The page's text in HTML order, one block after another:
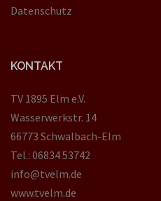
Datenschutz
KONTAKT
TV 1895 Elm e.V.
Wasserwerkstr. 14
66773 Schwalbach-Elm
Tel.: 06834 53742
info@tvelm.de
www.tvelm.de